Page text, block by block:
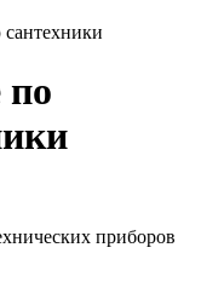
по
приборов